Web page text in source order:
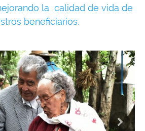
la calidad de vida de
beneficiarios.